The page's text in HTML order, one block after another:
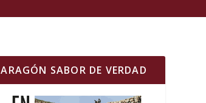
ARAGÓN SABOR DE VERDAD